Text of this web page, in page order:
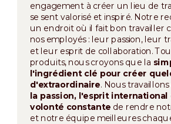
engagement à créer un lieu de
se sent valorisé et inspiré. Notre
un endroit où il fait bon travailler
nos employés : leur passion, leur
et leur esprit de collaboration.
produits, nous croyons que la
l'ingrédient clé pour créer
d'extraordinaire. Nous
la passion, l'esprit international
volonté constante de rendre
et notre équipe meilleures